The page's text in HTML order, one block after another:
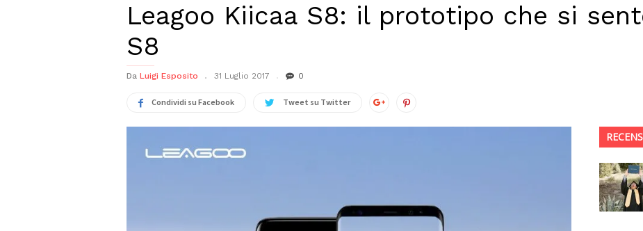
Leagoo Kiicaa S8: il prototipo che si
S8
Da Luigi Esposito 31 Luglio 2017 0
Condividi su Facebook Tweet su Twitter